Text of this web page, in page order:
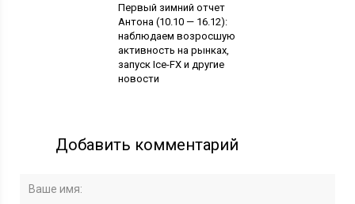
Первый зимний отчет
Антона (10.10 — 16.12):
наблюдаем возросшую
активность на рынках,
запуск Ice-FX и другие
новости
Добавить комментарий